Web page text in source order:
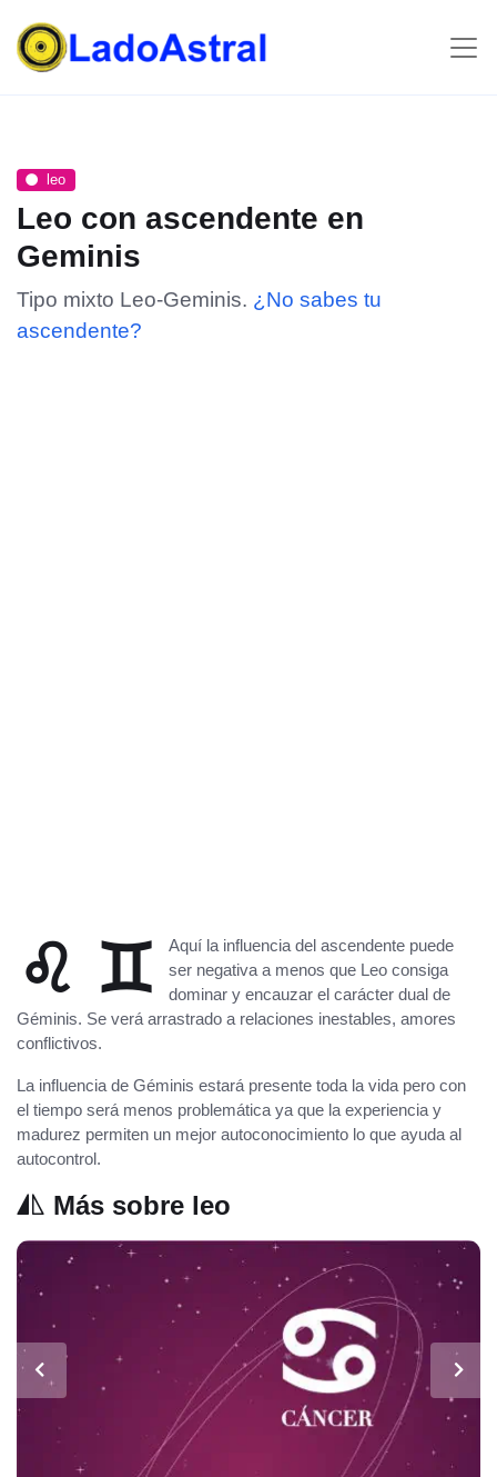
leo
Leo con ascendente en
Geminis
Tipo mixto Leo-Geminis. ¿No sabes tu
ascendente?
♌ ♊
Aquí la influencia del ascendente puede
ser negativa a menos que Leo consiga
dominar y encauzar el carácter dual de
Géminis. Se verá arrastrado a relaciones inestables, amores
conflictivos.
La influencia de Géminis estará presente toda la vida pero con
el tiempo será menos problemática ya que la experiencia y
madurez permiten un mejor autoconocimiento lo que ayuda al
autocontrol.
Más sobre leo